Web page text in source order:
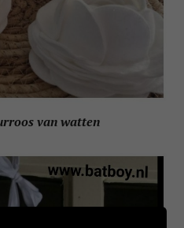
van watten